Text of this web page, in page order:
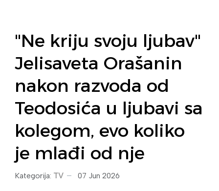
"Ne kriju svoju ljubav"
Jelisaveta Orašanin
nakon razvoda od
Teodosića u ljubavi sa
kolegom, evo koliko
je mlađi od nje
Kategorija: TV 07 Jun 2026